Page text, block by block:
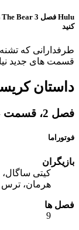
کنید
قسمت های جدید
داستان
فصل 2، قسمت 4 Futurama
فوتوراما
بازیگران
کیتی
هرمان، ترس
فصل ها
9